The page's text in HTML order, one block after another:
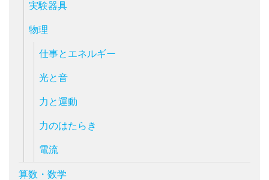
実験器具
物理
仕事とエネルギー
光と音
力と運動
力のはたらき
電流
算数・数学